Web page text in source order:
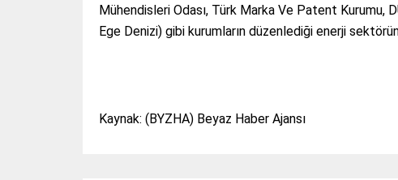
Mühendisleri Odası, Türk Marka Ve Patent Kurumu,
Ege Denizi) gibi kurumların düzenlediği enerji
Kaynak: (BYZHA) Beyaz Haber Ajansı